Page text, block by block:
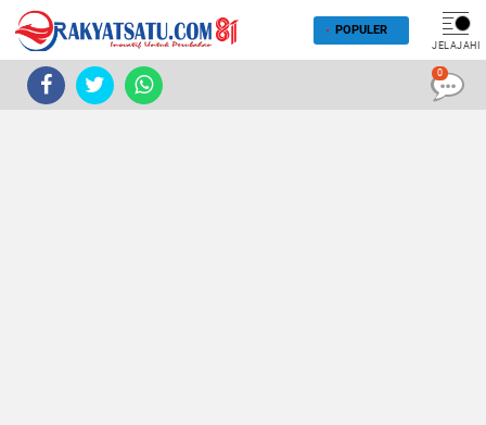
POPULER
JELAJAHI
0